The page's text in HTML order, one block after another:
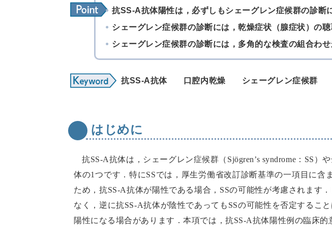
抗SS-A抗体陽性は，必ずしもシェーグレン症候群の診断
シェーグレン症候群の診断には，乾燥症状（腺症状）の
シェーグレン症候群の診断には，多角的な検査の組合わ
抗SS-A抗体 口腔内乾燥 シェーグレン症候群
はじめに
抗SS-A抗体は，シェーグレン症候群（Sjögren’s syndrome：SS）
体の1つです．特にSSでは，厚生労働省改訂診断基準の一項目に含
ため，抗SS-A抗体が陽性である場合，SSの可能性が考慮されます
なく，逆に抗SS-A抗体が陰性であってもSSの可能性を否定するこ
陽性になる場合があります．本項では，抗SS-A抗体陽性例の臨床